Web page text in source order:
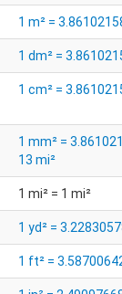
1 m² =
1 dm² =
1 cm² =
1 mm² =
13 mi²
1 mi² = 1 mi²
1 yd² =
1 ft² =